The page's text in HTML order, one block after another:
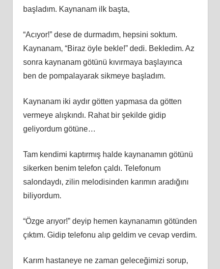
başladım. Kaynanam ilk başta,
“Acıyor!” dese de durmadım, hepsini soktum.
Kaynanam, “Biraz öyle bekle!” dedi. Bekledim. Az
sonra kaynanam götünü kıvırmaya başlayınca
ben de pompalayarak sikmeye başladım.
Kaynanam iki aydır götten yapmasa da götten
vermeye alışkındı. Rahat bir şekilde gidip
geliyordum götüne…
Tam kendimi kaptırmış halde kaynanamın götünü
sikerken benim telefon çaldı. Telefonum
salondaydı, zilin melodisinden karımın aradığını
biliyordum.
“Özge arıyor!” deyip hemen kaynanamın götünden
çıktım. Gidip telefonu alıp geldim ve cevap verdim.
Karım hastaneye ne zaman geleceğimizi sorup,